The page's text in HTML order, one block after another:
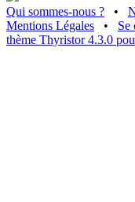
Qui sommes-nous ? •
Mentions Légales
• Se
thème Thyristor 4.3.0